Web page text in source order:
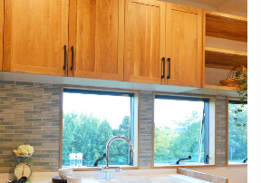
整備・社員教育の徹底等の必要な
策を実施し個人情報の厳重な管理